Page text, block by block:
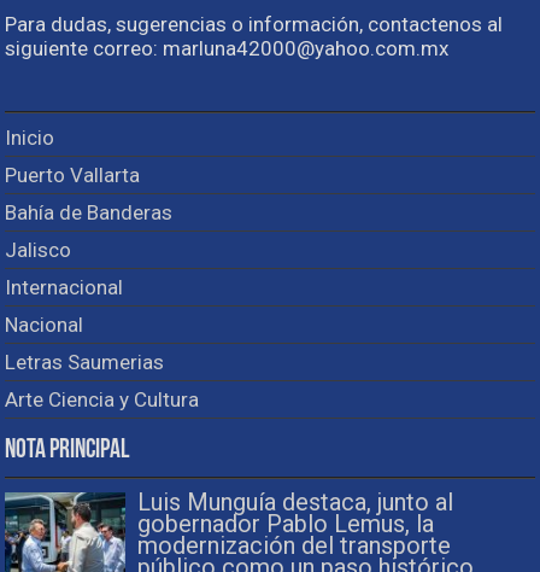
Para dudas, sugerencias o información, contactenos al
siguiente correo: marluna42000@yahoo.com.mx
Inicio
Puerto Vallarta
Bahía de Banderas
Jalisco
Internacional
Nacional
Letras Saumerias
Arte Ciencia y Cultura
Nota Principal
Luis Munguía destaca, junto al
gobernador Pablo Lemus, la
modernización del transporte